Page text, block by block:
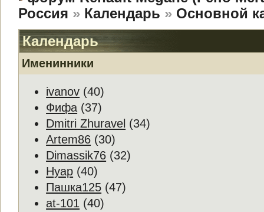
Россия » Календарь » Основной
Календарь
Именинники
ivanov (40)
Фифа (37)
Dmitri Zhuravel (34)
Artem86 (30)
Dimassik76 (32)
Нуар (40)
Пашка125 (47)
at-101 (40)